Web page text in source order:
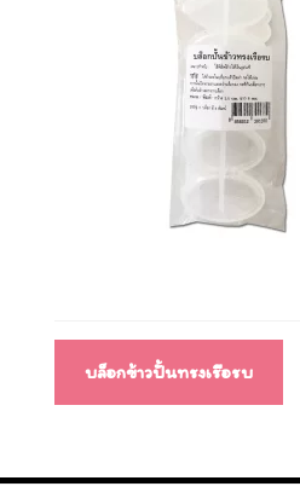
เรื่องบล็อกข้าวปั้นทรงเรือรบ